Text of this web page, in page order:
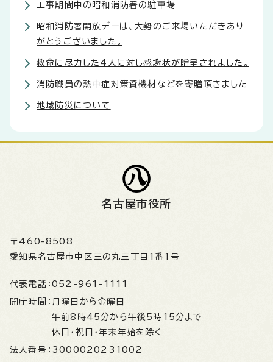
工事期間中の昭和消防署の駐車場
昭和消防署開放デーは、大勢のご来場いただきあり
がとうございました。
救命に尽力した4人に対し感謝状が贈呈されました。
消防職員の熱中症対策資機材などを寄贈頂きました
地域防災について
名古屋市役所
〒460-8508
愛知県名古屋市中区三の丸三丁目1番1号
代表電話： 052-961-1111
開庁時間： 月曜日から金曜日
午前8時45分から午後5時15分まで
休日・祝日・年末年始を除く
法人番号： 3000020231002